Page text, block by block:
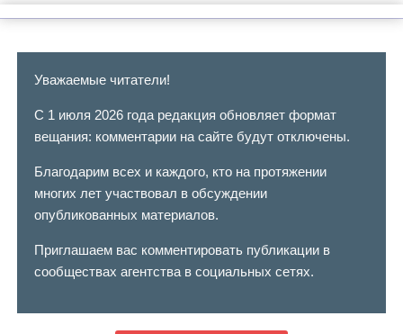
Уважаемые читатели!
С 1 июля 2026 года редакция обновляет формат
вещания: комментарии на сайте будут отключены.
Благодарим всех и каждого, кто на протяжении
многих лет участвовал в обсуждении
опубликованных материалов.
Приглашаем вас комментировать публикации в
сообществах агентства в социальных сетях.